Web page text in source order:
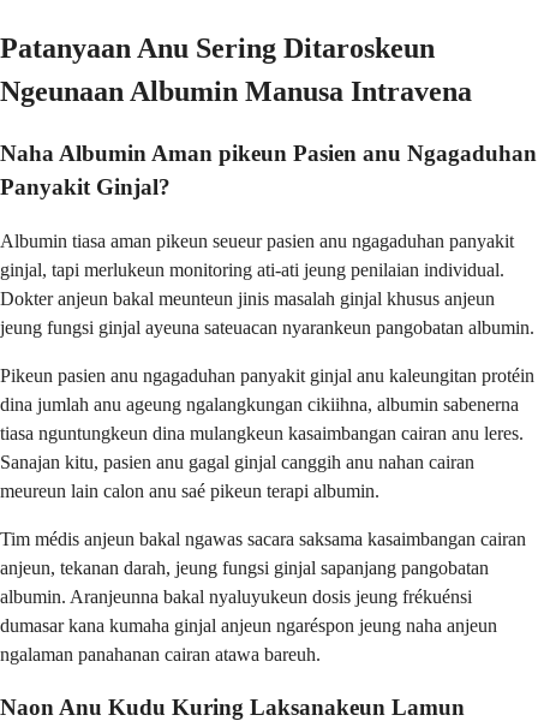
Patanyaan Anu Sering Ditaroskeun
Ngeunaan Albumin Manusa Intravena
Naha Albumin Aman pikeun Pasien anu Ngagaduhan
Panyakit Ginjal?
Albumin tiasa aman pikeun seueur pasien anu ngagaduhan panyakit
ginjal, tapi merlukeun monitoring ati-ati jeung penilaian individual.
Dokter anjeun bakal meunteun jinis masalah ginjal khusus anjeun
jeung fungsi ginjal ayeuna sateuacan nyarankeun pangobatan albumin.
Pikeun pasien anu ngagaduhan panyakit ginjal anu kaleungitan protéin
dina jumlah anu ageung ngalangkungan cikiihna, albumin sabenerna
tiasa nguntungkeun dina mulangkeun kasaimbangan cairan anu leres.
Sanajan kitu, pasien anu gagal ginjal canggih anu nahan cairan
meureun lain calon anu saé pikeun terapi albumin.
Tim médis anjeun bakal ngawas sacara saksama kasaimbangan cairan
anjeun, tekanan darah, jeung fungsi ginjal sapanjang pangobatan
albumin. Aranjeunna bakal nyaluyukeun dosis jeung frékuénsi
dumasar kana kumaha ginjal anjeun ngaréspon jeung naha anjeun
ngalaman panahanan cairan atawa bareuh.
Naon Anu Kudu Kuring Laksanakeun Lamun